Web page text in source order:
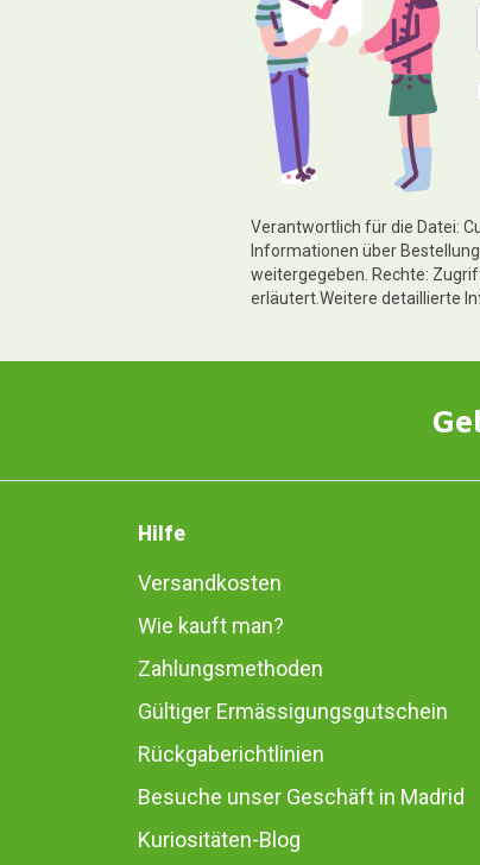
Verantwortlich für die Datei:
Informationen über
weitergegeben. Rechte:
erläutert.Weitere detaillierte
Hilfe
Versandkosten
Wie kauft man?
Zahlungsmethoden
Gültiger Ermässigungsgutschein
Rückgaberichtlinien
Besuche unser Geschäft in Madrid
Kuriositäten-Blog